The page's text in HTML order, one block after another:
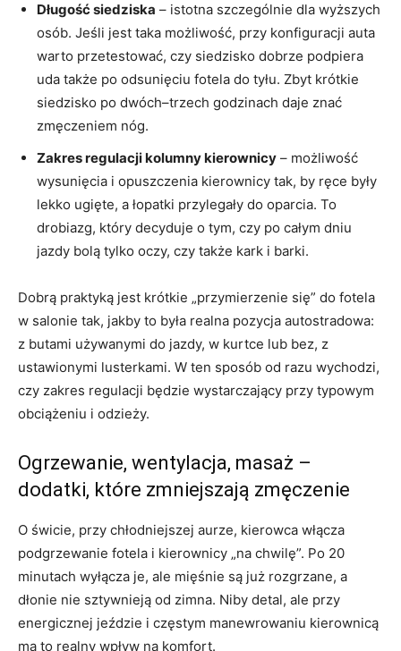
Długość siedziska – istotna szczególnie dla wyższych
osób. Jeśli jest taka możliwość, przy konfiguracji auta
warto przetestować, czy siedzisko dobrze podpiera
uda także po odsunięciu fotela do tyłu. Zbyt krótkie
siedzisko po dwóch–trzech godzinach daje znać
zmęczeniem nóg.
Zakres regulacji kolumny kierownicy – możliwość
wysunięcia i opuszczenia kierownicy tak, by ręce były
lekko ugięte, a łopatki przylegały do oparcia. To
drobiazg, który decyduje o tym, czy po całym dniu
jazdy bolą tylko oczy, czy także kark i barki.
Dobrą praktyką jest krótkie „przymierzenie się” do fotela
w salonie tak, jakby to była realna pozycja autostradowa:
z butami używanymi do jazdy, w kurtce lub bez, z
ustawionymi lusterkami. W ten sposób od razu wychodzi,
czy zakres regulacji będzie wystarczający przy typowym
obciążeniu i odzieży.
Ogrzewanie, wentylacja, masaż –
dodatki, które zmniejszają zmęczenie
O świcie, przy chłodniejszej aurze, kierowca włącza
podgrzewanie fotela i kierownicy „na chwilę”. Po 20
minutach wyłącza je, ale mięśnie są już rozgrzane, a
dłonie nie sztywnieją od zimna. Niby detal, ale przy
energicznej jeździe i częstym manewrowaniu kierownicą
ma to realny wpływ na komfort.